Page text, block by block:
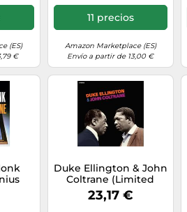
(ES)
€
11 precios
Amazon Marketplace (ES)
Envío a partir de 13,00 €
Duke Ellington & John
Coltrane (Limited
Colored Red Vinyl)
[Vinilo]
23,17 €